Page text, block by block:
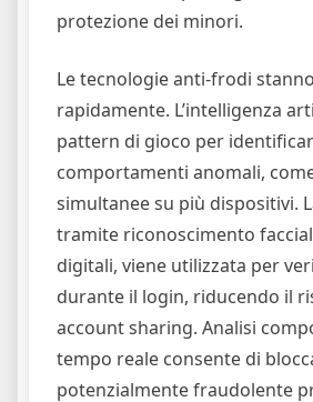
protezione dei minori.
Le tecnologie anti‑frodi
rapidamente. L’intelligenza
pattern di gioco per
comportamenti anomali,
simultanee su più dispositivi.
tramite riconoscimento
digitali, viene utilizzata per
durante il login, riducendo il
account sharing. Analisi
tempo reale consente di
potenzialmente fraudolente